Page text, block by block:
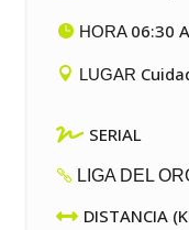
HORA 06:30
LUGAR
 SERIAL
LIGA DEL
 DISTANCIA